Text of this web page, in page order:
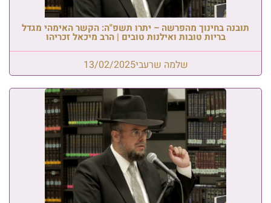
תובנה בחינוך מהפרשה – יתרו תשפ"ה: הקשר האימהי מגדל
בריות טובות ואילנות טובים | הרב מיכאל זכריהו
שלמה שרעבי13/02/2025